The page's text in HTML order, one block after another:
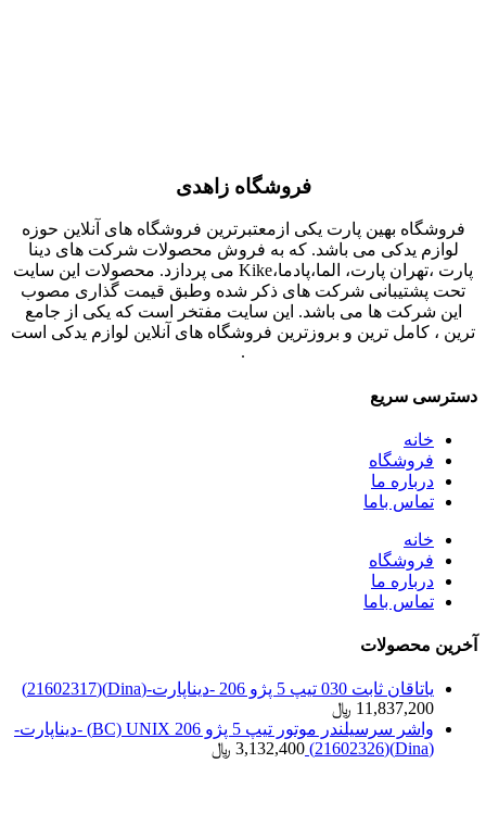
فروشگاه زاهدی
فروشگاه بهین پارت یکی ازمعتبرترین فروشگاه های آنلاین حوزه
لوازم یدکی می باشد. که به فروش محصولات شرکت های دینا
پارت ،تهران پارت، الما،پادما،Kike می پردازد. محصولات این سایت
تحت پشتیبانی شرکت های ذکر شده وطبق قیمت گذاری مصوب
این شرکت ها می باشد. این سایت مفتخر است که یکی از جامع
ترین ، کامل ترین و بروزترین فروشگاه های آنلاین لوازم یدکی است
.
دسترسی سریع
خانه
فروشگاه
درباره ما
تماس باما
خانه
فروشگاه
درباره ما
تماس باما
آخرین محصولات
یاتاقان ثابت 030 تیپ 5 پژو 206 -دیناپارت-(Dina)(21602317)
11,837,200 ﷼
واشر سرسیلندر موتور تیپ 5 پژو 206 BC) UNIX) -دیناپارت-
(Dina)(21602326)
3,132,400 ﷼